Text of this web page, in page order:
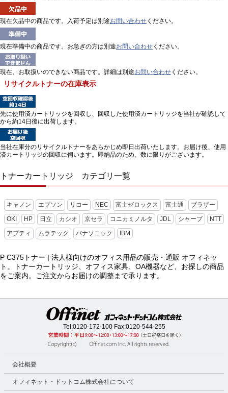
現在欠品中の商品です。入荷予定は別途お問い合わせ ください。
現在準備中の商品です。お急ぎの方は別途お問い合わせ ください。
現在、お取扱いのできない商品です。詳細は別途お問い合わせ ください。
リサイクルトナーの在庫表示
先に使用済カートリッジを回収し、回収した使用済カートリッジを当社が確認して
から約14日後に出荷します。
当社在庫分のリサイクルトナーをあらかじめ即日出荷いたします。お届け後、使用
済カートリッジの回収に伺います。即納品のため、数に限りがございます。
トナーカートリッジ カテゴリ一覧
キャノン エプソン リコー NEC 富士ゼロックス 富士通 ブラザー
OKI HP 日立 カシオ 京セラ コニカミノルタ JDL シャープ NTT
アプティ ムラテック パナソニック IBM
P C375トナー | 法人様向けのオフィス用品の販売・通販 オフィネッ
ト。トナーカートリッジ、オフィス家具、OA機器など、お探しの商品
をご案内。ご注文からお届けの調整まで承ります。
Tel:0120-172-100Fax:0120-544-255
会社概要
オフィネット・ドットコム株式会社について